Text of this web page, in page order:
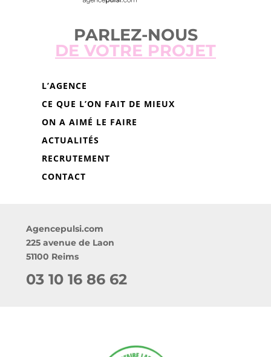
PARLEZ-NOUS
DE VOTRE PROJET
L’AGENCE
CE QUE L’ON FAIT DE MIEUX
ON A AIMÉ LE FAIRE
ACTUALITÉS
RECRUTEMENT
CONTACT
Agencepulsi.com
225 avenue de Laon
51100 Reims
03 10 16 86 62